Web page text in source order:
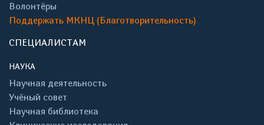
Волонтёры
Поддержать МКНЦ (Благотворительность)
СПЕЦИАЛИСТАМ
НАУКА
Научная деятельность
Учёный совет
Научная библиотека